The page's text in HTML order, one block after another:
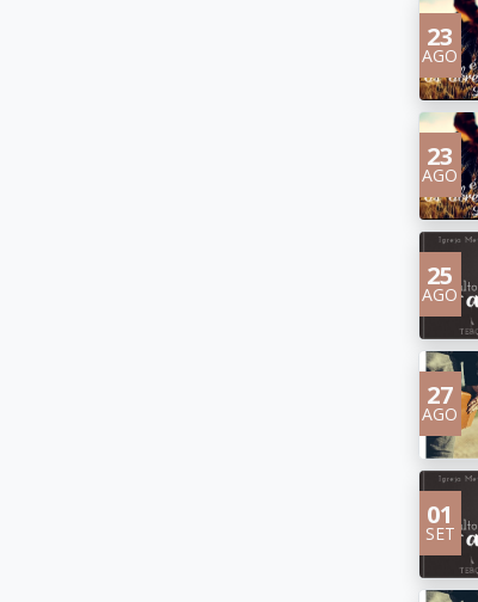
23
AGO
23
AGO
25
AGO
27
AGO
01
SET